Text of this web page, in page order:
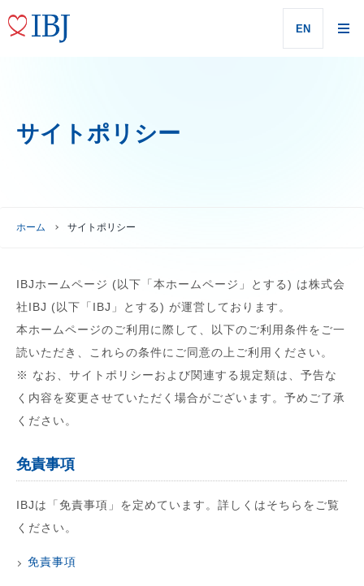
EN
サイトポリシー
ホーム サイトポリシー
IBJホームページ (以下「本ホームページ」とする) は株式会
社IBJ (以下「IBJ」とする) が運営しております。
本ホームページのご利用に際して、以下のご利用条件をご一
読いただき、これらの条件にご同意の上ご利用ください。
※ なお、サイトポリシーおよび関連する規定類は、予告な
く内容を変更させていただく場合がございます。予めご了承
ください。
免責事項
IBJは「免責事項」を定めています。詳しくはそちらをご覧
ください。
免責事項